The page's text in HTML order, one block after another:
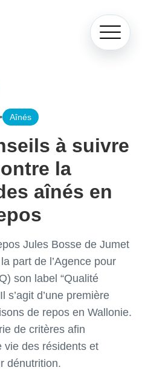
• Aînés
à suivre
la
aînés en
Jules Bosse de Jumet
part de l’Agence pour
son label “Qualité
s’agit d’une première
de repos en Wallonie.
de critères afin
vie des résidents et
dénutrition.